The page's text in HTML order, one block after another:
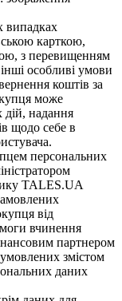
випадках
карткою,
з перевищенням
особливі умови
коштів за
може
дій, надання
щодо себе в
персональних
TALES.UA
від
вчинення
партнером
змістом
даних